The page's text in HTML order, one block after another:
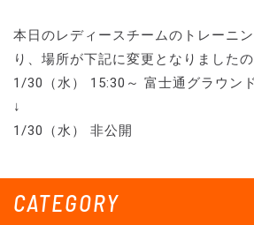
CATEGORY
本日のレディースチームのトレーニ
り、場所が下記に変更となりました
1/30（水） 15:30～ 富士通グラウンド
↓
1/30（水） 非公開